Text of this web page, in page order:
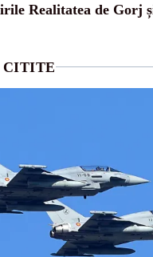
Realitatea de Gorj